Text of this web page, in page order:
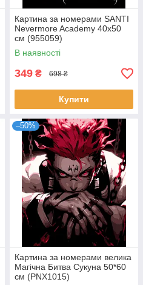
Картина за номерами SANTI
Nevermore Academy 40х50
см (955059)
В наявності
349 ₴ 698 ₴
Купити
–50%
Картина за номерами велика
Магічна Битва Сукуна 50*60
см (PNX1015)